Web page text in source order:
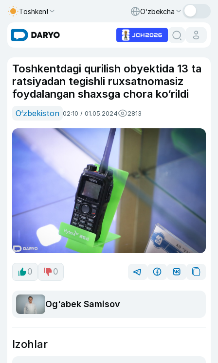
Toshkent O‘zbekcha
Toshkentdagi qurilish obyektida 13 ta
ratsiyadan tegishli ruxsatnomasiz
foydalangan shaxsga chora ko‘rildi
O‘zbekiston 02:10 / 01.05.2024 2813
0 0
Og‘abek Samisov
Izohlar